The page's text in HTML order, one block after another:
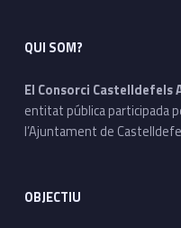
QUI SOM?
El Consorci Castelldefels
entitat pública participada
l’Ajuntament de
OBJECTIU